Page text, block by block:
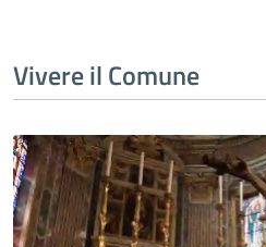
Vivere il Comune